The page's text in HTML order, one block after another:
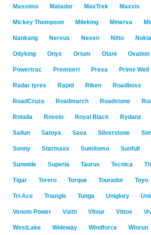
Massimo Matador MaxTrek Maxxis
Mickey Thompson Mileking Minerva
Nankang Nereus Nexen Nitto
Odyking Onyx Orium Otani Ovation
Powertrac Premiorri Presa Prime Well
Radar tyres Rapid Riken Roadboss
RoadCruza Roadmarch Roadstone
Rotalla Rovelo Royal Black Rydanz
Sailun Satoya Sava Silverstone
Sonny Starmaxx Sumitomo Sunfull
Sunwide Superia Taurus Tecnica
Tigar Torero Torque Tourador Toyo
Tri-Ace Triangle Tunga Uniglory
Venom Power Viatti Vitour Vittos
WestLake Wideway Windforce Winrun